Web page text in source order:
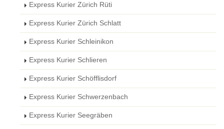
Express Kurier Zürich Rüti
Express Kurier Zürich Schlatt
Express Kurier Schleinikon
Express Kurier Schlieren
Express Kurier Schöfflisdorf
Express Kurier Schwerzenbach
Express Kurier Seegräben